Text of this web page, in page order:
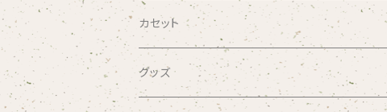
AIRCRAFT
airlie
カセット
グッズ